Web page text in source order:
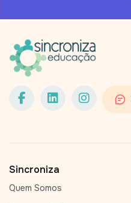
Sincroniza
Quem Somos